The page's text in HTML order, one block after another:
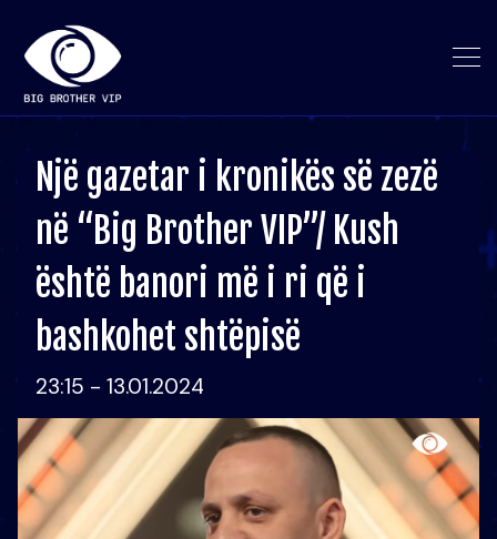
Një gazetar i kronikës së zezë
në “Big Brother VIP”/ Kush
është banori më i ri që i
bashkohet shtëpisë
23:15 - 13.01.2024